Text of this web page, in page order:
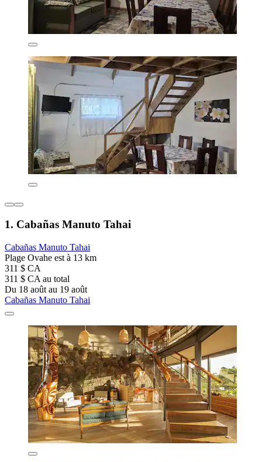
1. Cabañas Manuto Tahai
Cabañas Manuto Tahai
Plage Ovahe est à 13 km
311 $ CA
311 $ CA au total
Du 18 août au 19 août
Cabañas Manuto Tahai